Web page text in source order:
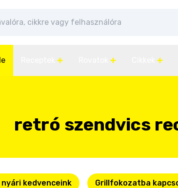
retró szendvics
nyári kedvenceink Grillfokozatba